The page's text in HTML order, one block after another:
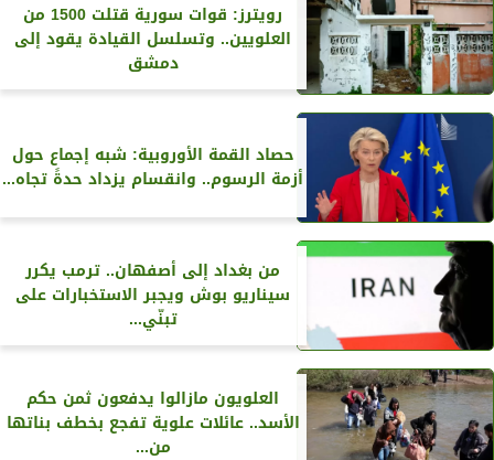
رويترز‏: قوات سورية قتلت 1500 من
العلويين.. وتسلسل القيادة يقود إلى
دمشق
حصاد القمة الأوروبية: شبه إجماع حول
أزمة الرسوم.. وانقسام يزداد حدةً تجاه...
من بغداد إلى أصفهان.. ترمب يكرر
سيناريو بوش ويجبر الاستخبارات على
تبنّي...
العلويون مازالوا يدفعون ثمن حكم
الأسد.. عائلات علوية تفجع بخطف بناتها
من...